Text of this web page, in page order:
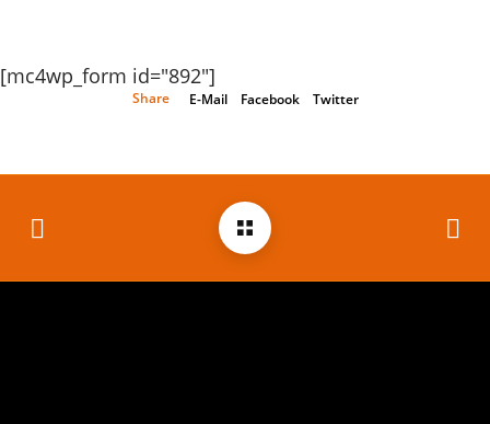
[mc4wp_form id="892"]
Share E-Mail Facebook Twitter